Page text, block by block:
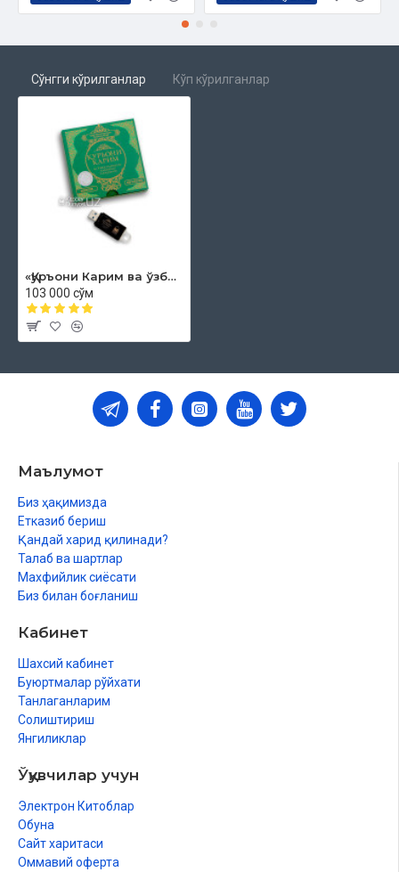
Сўнгги кўрилганлар Кўп кўрилганлар
«Қуръони Карим ва ўзбек тилидаги маънолар таржимаси» аудиоси (usb-flash)
103 000 сўм
Маълумот
Биз ҳақимизда
Етказиб бериш
Қандай харид қилинади?
Талаб ва шартлар
Махфийлик сиёсати
Биз билан боғланиш
Кабинет
Шахсий кабинет
Буюртмалар рўйхати
Танлаганларим
Солиштириш
Янгиликлар
Ўқувчилар учун
Электрон Китоблар
Обуна
Сайт харитаси
Оммавий оферта